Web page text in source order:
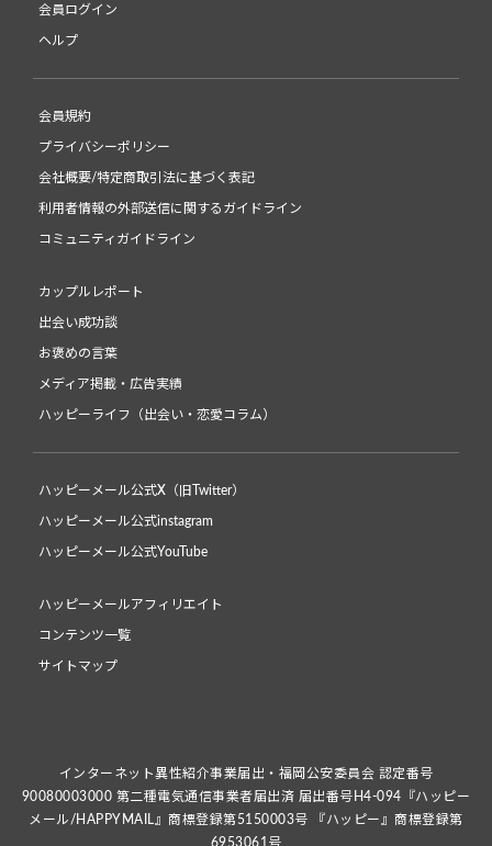
会員ログイン
ヘルプ
会員規約
プライバシーポリシー
会社概要/特定商取引法に基づく表記
利用者情報の外部送信に関するガイドライン
コミュニティガイドライン
カップルレポート
出会い成功談
お褒めの言葉
メディア掲載・広告実績
ハッピーライフ（出会い・恋愛コラム）
ハッピーメール公式X（旧Twitter）
ハッピーメール公式instagram
ハッピーメール公式YouTube
ハッピーメールアフィリエイト
コンテンツ一覧
サイトマップ
インターネット異性紹介事業届出・福岡公安委員会 認定番号
90080003000 第二種電気通信事業者届出済 届出番号H4-094『ハッピー
メール/HAPPYMAIL』商標登録第5150003号 『ハッピー』商標登録第
6953061号